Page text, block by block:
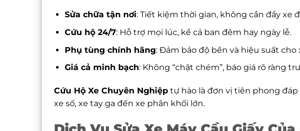
Sửa chữa tận nơi: Tiết kiệm thời gian, không cần đẩy xe
Cứu hộ 24/7: Hỗ trợ mọi lúc, kể cả ban đêm hay ngày lễ.
Phụ tùng chính hãng: Đảm bảo độ bền và hiệu suất cho
Giá cả minh bạch: Không “chặt chém”, báo giá rõ ràng
Cứu Hộ Xe Chuyên Nghiệp tự hào là đơn vị tiên phong đáp
xe số, xe tay ga đến xe phân khối lớn.